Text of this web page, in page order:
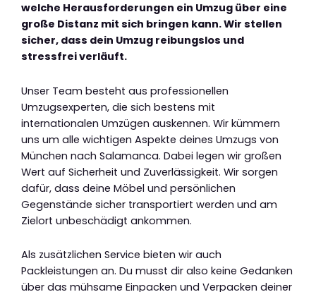
welche Herausforderungen ein Umzug über eine
große Distanz mit sich bringen kann. Wir stellen
sicher, dass dein Umzug reibungslos und
stressfrei verläuft.
Unser Team besteht aus professionellen
Umzugsexperten, die sich bestens mit
internationalen Umzügen auskennen. Wir kümmern
uns um alle wichtigen Aspekte deines Umzugs von
München nach Salamanca. Dabei legen wir großen
Wert auf Sicherheit und Zuverlässigkeit. Wir sorgen
dafür, dass deine Möbel und persönlichen
Gegenstände sicher transportiert werden und am
Zielort unbeschädigt ankommen.
Als zusätzlichen Service bieten wir auch
Packleistungen an. Du musst dir also keine Gedanken
über das mühsame Einpacken und Verpacken deiner